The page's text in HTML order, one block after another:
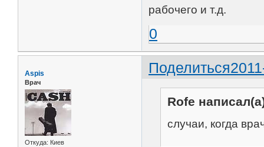
рабочего и т.д.
0
Поделиться
Aspis
Врач
Откуда: Киев
Rofe
случаи, когда